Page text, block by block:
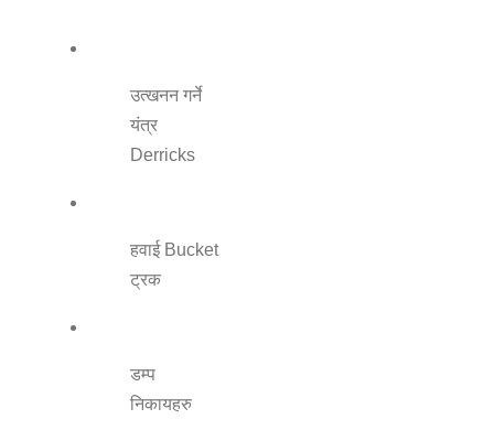
उत्खनन गर्ने
यंत्र
Derricks
हवाई Bucket
ट्रक
डम्प
निकायहरु